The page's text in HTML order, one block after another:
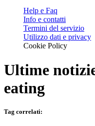
Help e Faq
Info e contatti
Termini del servizio
Utilizzo dati e privacy
Cookie Policy
Ultime
eating
Tag correlati: